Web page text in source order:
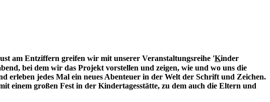
am Entziffern greifen wir mit unserer Veranstaltungsreihe 'Kinder
bei dem wir das Projekt vorstellen und zeigen, wie und wo uns die
jedes Mal ein neues Abenteuer in der Welt der Schrift und Zeichen.
einem großen Fest in der Kindertagesstätte, zu dem auch die Eltern und